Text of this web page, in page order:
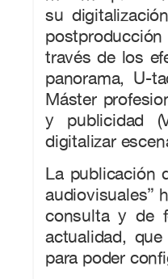
su
través de los
panorama, U-
Máster
y publicidad
digitalizar
La publicación
audiovisuales”
consulta y de
actualidad,
para poder